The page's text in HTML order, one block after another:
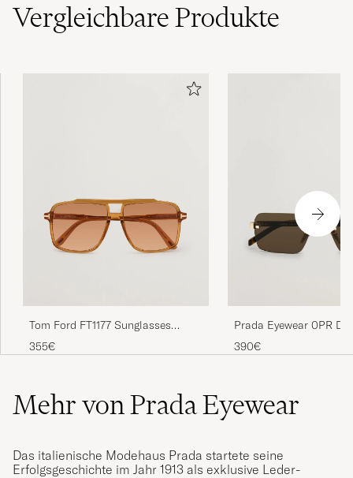
VergleichbareProdukte
Tom Ford FT1177 Sunglasses
Yellow
355€
Prada Eyewear 0PR
Sunglasses Gold
390€
Mehr von Prada Eyewear
Das italienische Modehaus Prada startete seine
Erfolgsgeschichte im Jahr 1913 als exklusive Leder-